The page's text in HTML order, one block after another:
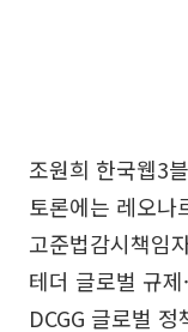
조원희 한국웹3
토론에는 레오
고준법감시책임
테더 글로벌 규
DCGG 글로벌